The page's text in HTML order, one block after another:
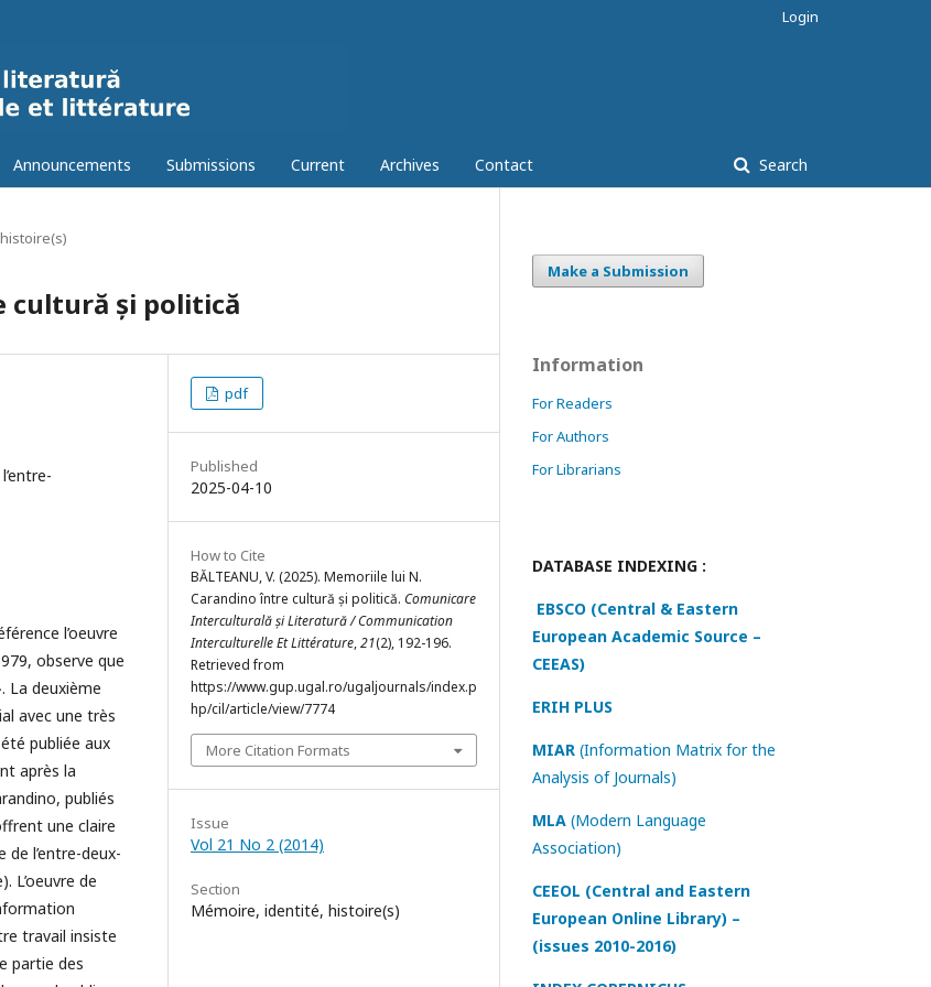
Announcements Submissions Current Archives Contact Search
Login
cultură și politică
l’oeuvre
observe que
La deuxième
avec une très
publiée aux
après la
publiés
une claire
l’entre-deux-
L’oeuvre de
travail insiste
partie des
pdf
Published
2025-04-10
How to Cite
BĂLTEANU, V. (2025). Memoriile lui N.
Carandino între cultură și politică. Comunicare
Interculturală și Literatură / Communication
Interculturelle Et Littérature,21(2), 192-196.
Retrieved from
https://www.gup.ugal.ro/ugaljournals/index.p
hp/cil/article/view/7774
More Citation Formats
Issue
Vol 21 No 2 (2014)
Section
Mémoire, identité, histoire(s)
Make a Submission
Information
For Readers
For Authors
For Librarians
DATABASE INDEXING :
EBSCO (Central & Eastern
European Academic Source –
CEEAS)
ERIH PLUS
MIAR (Information Matrix for the
Analysis of Journals)
MLA (Modern Language
Association)
CEEOL (Central and Eastern
European Online Library) –
(issues 2010-2016)